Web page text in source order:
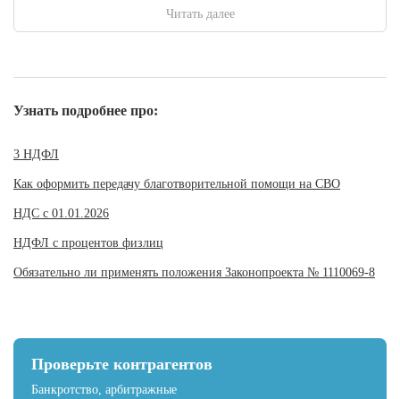
Проверьте контрагентов
Банкротство, арбитражные
Читать далее
Узнать подробнее про:
3 НДФЛ
Как оформить передачу благотворительной помощи на СВО
НДС с 01.01.2026
НДФЛ с процентов физлиц
Обязательно ли применять положения Законопроекта № 1110069-8